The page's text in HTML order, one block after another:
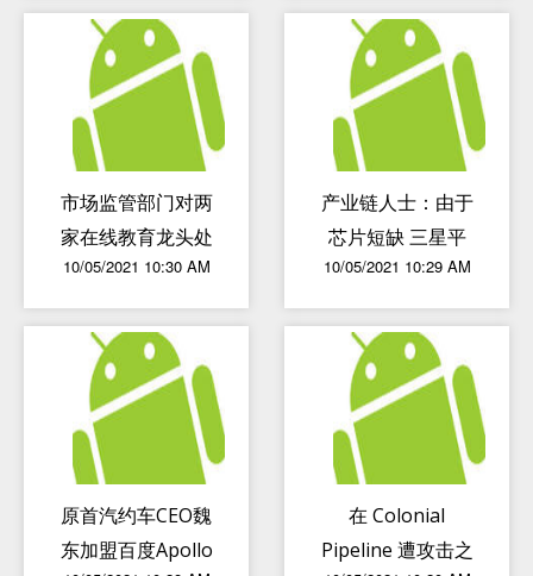
shipments in
India
市场监管部门对两
家在线教育龙头处
以250万元顶格罚
款
10/05/2021 10:30 AM
产业链人士：由于
芯片短缺 三星平
泽工厂P3生产线
将提前3个月投产
10/05/2021 10:29 AM
原首汽约车CEO魏
东加盟百度Apollo
在 Colonial
Pipeline 遭攻击之